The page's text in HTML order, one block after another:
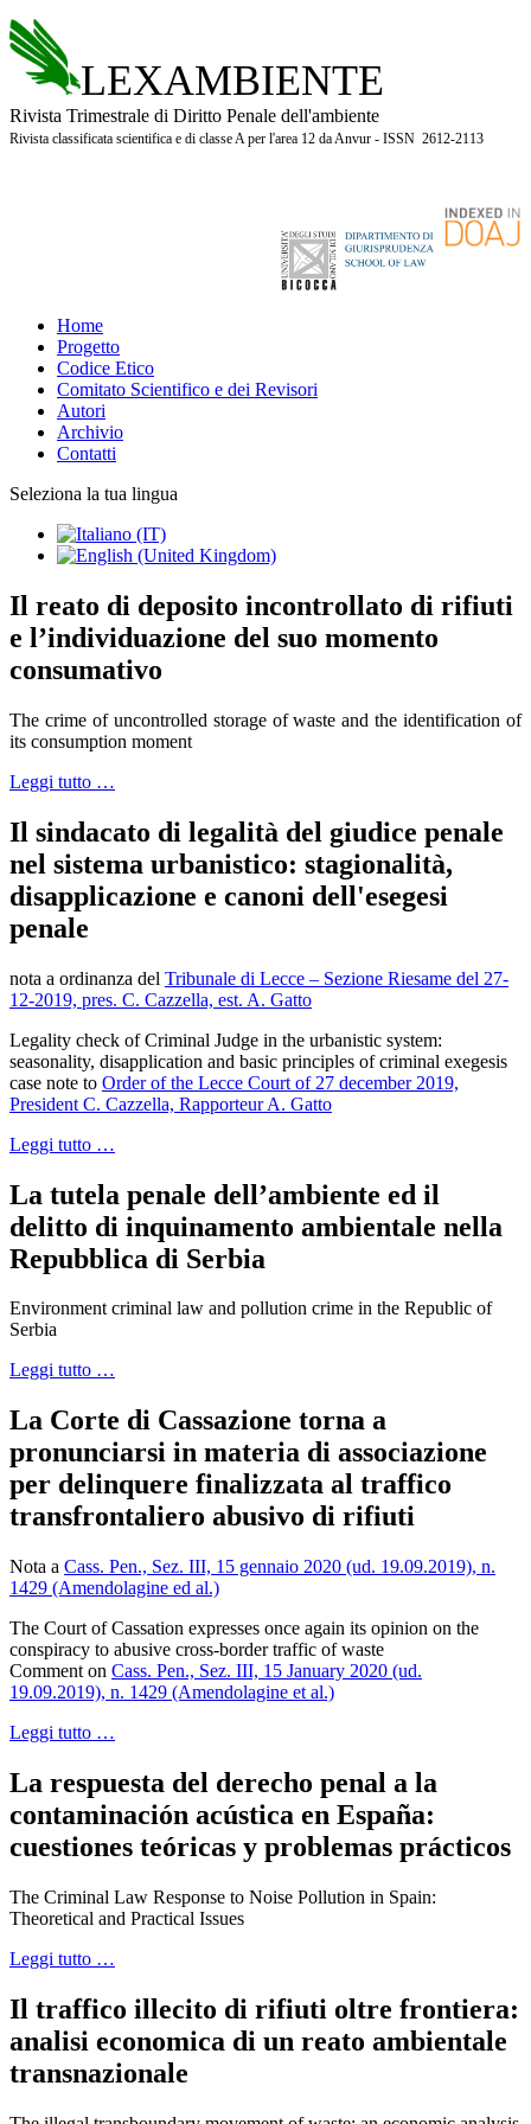
LEXAMBIENTE
Rivista Trimestrale di Diritto Penale dell'ambiente
Rivista classificata scientifica e di classe A per l'area 12 da Anvur - ISSN 2612-2113
Home
Progetto
Codice Etico
Comitato Scientifico e dei Revisori
Autori
Archivio
Contatti
Seleziona la tua lingua
Il reato di deposito incontrollato di rifiuti
e l’individuazione del suo momento
consumativo
The crime of uncontrolled storage of waste and the identification of
its consumption moment
Leggi tutto …
Il sindacato di legalità del giudice penale
nel sistema urbanistico: stagionalità,
disapplicazione e canoni dell'esegesi
penale
nota a ordinanza del Tribunale di Lecce – Sezione Riesame del 27-
12-2019, pres. C. Cazzella, est. A. Gatto
Legality check of Criminal Judge in the urbanistic system:
seasonality, disapplication and basic principles of criminal exegesis
case note to Order of the Lecce Court of 27 december 2019,
President C. Cazzella, Rapporteur A. Gatto
Leggi tutto …
La tutela penale dell’ambiente ed il
delitto di inquinamento ambientale nella
Repubblica di Serbia
Environment criminal law and pollution crime in the Republic of
Serbia
Leggi tutto …
La Corte di Cassazione torna a
pronunciarsi in materia di associazione
per delinquere finalizzata al traffico
transfrontaliero abusivo di rifiuti
Nota a Cass. Pen., Sez. III, 15 gennaio 2020 (ud. 19.09.2019), n.
1429 (Amendolagine ed al.)
The Court of Cassation expresses once again its opinion on the
conspiracy to abusive cross-border traffic of waste
Comment on Cass. Pen., Sez. III, 15 January 2020 (ud.
19.09.2019), n. 1429 (Amendolagine et al.)
Leggi tutto …
La respuesta del derecho penal a la
contaminación acústica en España:
cuestiones teóricas y problemas prácticos
The Criminal Law Response to Noise Pollution in Spain:
Theoretical and Practical Issues
Leggi tutto …
Il traffico illecito di rifiuti oltre frontiera:
analisi economica di un reato ambientale
transnazionale